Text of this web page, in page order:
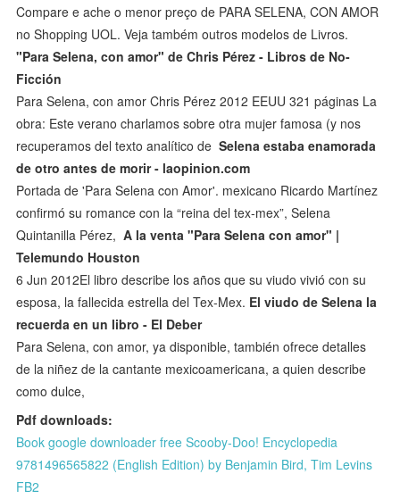
Compare e ache o menor preço de PARA SELENA, CON AMOR
no Shopping UOL. Veja também outros modelos de Livros.
"Para Selena, con amor" de Chris Pérez - Libros de No-
Ficción
Para Selena, con amor Chris Pérez 2012 EEUU 321 páginas La
obra: Este verano charlamos sobre otra mujer famosa (y nos
recuperamos del texto analítico deSelena estaba enamorada
de otro antes de morir - laopinion.com
Portada de 'Para Selena con Amor'. mexicano Ricardo Martínez
confirmó su romance con la “reina del tex-mex”, Selena
Quintanilla Pérez,A la venta "Para Selena con amor" |
Telemundo Houston
6 Jun 2012El libro describe los años que su viudo vivió con su
esposa, la fallecida estrella del Tex-Mex. El viudo de Selena la
recuerda en un libro - El Deber
Para Selena, con amor, ya disponible, también ofrece detalles
de la niñez de la cantante mexicoamericana, a quien describe
como dulce,
Pdf downloads:
Book google downloader free Scooby-Doo! Encyclopedia
9781496565822 (English Edition) by Benjamin Bird, Tim Levins
FB2